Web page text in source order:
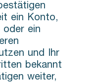
ein Konto,
oder ein
und Ihr
bekannt
weiter,